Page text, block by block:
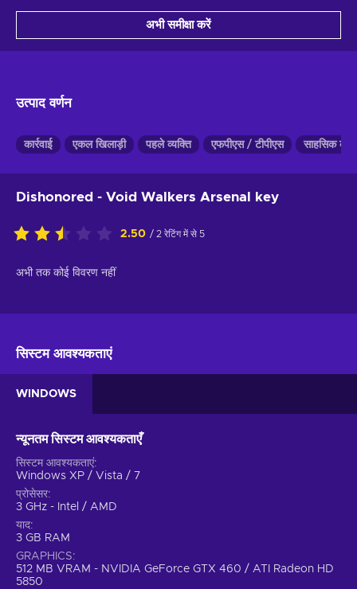
अभी समीक्षा करें
उत्पाद वर्णन
कार्रवाई एकल खिलाड़ी पहले व्यक्ति एफपीएस / टीपीएस साहसिक काम
Dishonored - Void Walkers Arsenal key
2.50 / 2 रेटिंग में से 5
अभी तक कोई विवरण नहीं
सिस्टम आवश्यकताएं
WINDOWS
न्यूनतम सिस्टम आवश्यकताएँ
सिस्टम आवश्यकताएं
Windows XP / Vista / 7
प्रोसेसर
3 GHz - Intel / AMD
याद
3 GB RAM
GRAPHICS
512 MB VRAM - NVIDIA GeForce GTX 460 / ATI Radeon HD
5850